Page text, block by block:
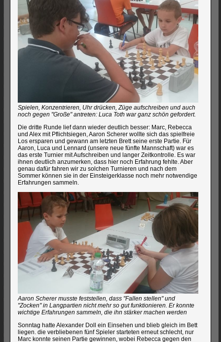
Spielen, Konzentrieren, Uhr drücken, Züge aufschreiben und auch
noch gegen "Große" antreten: Luca Toth war ganz schön gefordert.
Die dritte Runde lief dann wieder deutlich besser: Marc, Rebecca
und Alex mit Pflichtsiegen, Aaron Scherer wollte sich das spielfreie
Los ersparen und gewann am letzten Brett seine erste Partie. Für
Aaron, Luca und Lennard (unsere neue fünfte Mannschaft) war es
das erste Turnier mit Aufschreiben und langer Zeitkontrolle. Es war
ihnen deutlich anzumerken, dass hier noch Erfahrung fehlte. Aber
genau dafür fahren wir zu solchen Turnieren und nach dem
Sommer können sie in der Einsteigerklasse noch mehr notwendige
Erfahrungen sammeln.
Aaron Scherer musste feststellen, dass "Fallen stellen" und
"Zocken" in Langpartien nicht mehr so gut funktionieren. Er konnte
wichtige Erfahrungen sammeln, die ihn stärker machen werden
Sonntag hatte Alexander Doll ein Einsehen und blieb gleich im Bett
liegen. die verbliebenen fünf Spieler starteten erneut schlecht, nur
Marc konnte seinen Partie gewinnen, wobei Rebecca gegen den